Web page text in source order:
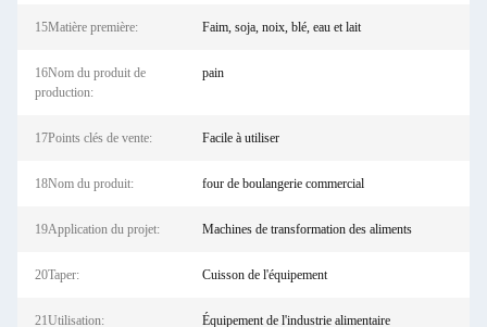
15Matière première: Faim, soja, noix, blé, eau et lait
16Nom du produit de
production:
pain
17Points clés de vente: Facile à utiliser
18Nom du produit: four de boulangerie commercial
19Application du projet: Machines de transformation des aliments
20Taper: Cuisson de l'équipement
21Utilisation: Équipement de l'industrie alimentaire